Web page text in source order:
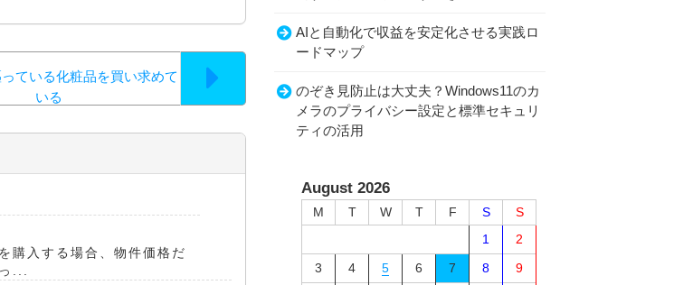
ている化粧品を買い求めて
いる
購入する場合、物件価格だ
...
AIと自動化で収益を安定化させる実践ロ
ードマップ
のぞき見防止は大丈夫？Windows11のカ
メラのプライバシー設定と標準セキュリ
ティの活用
August 2026
M T W T F S
S
1
2
3
4 5 6 7 8
9